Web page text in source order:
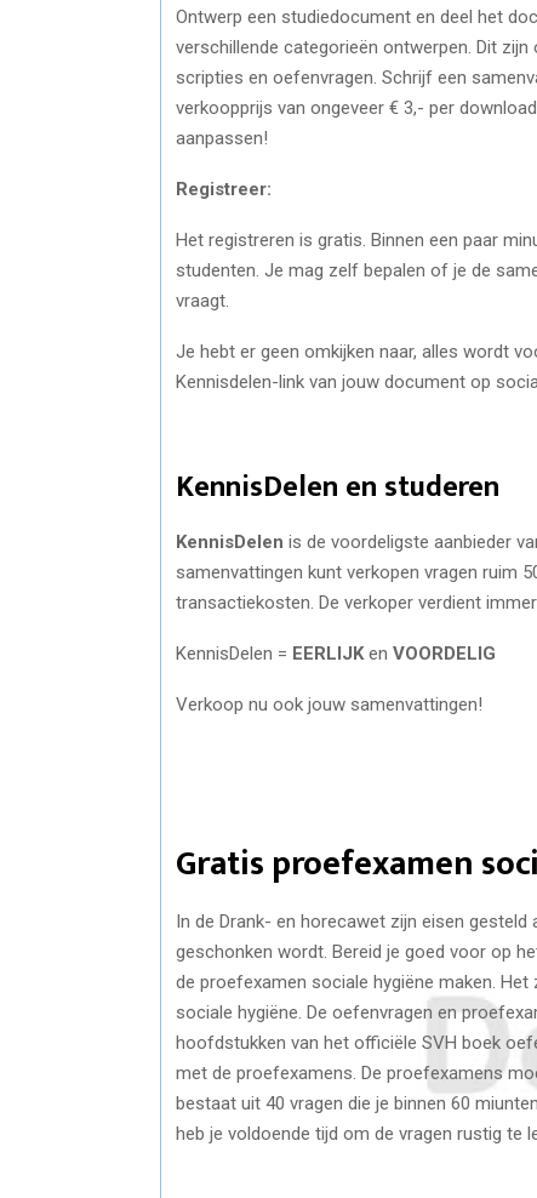
Ontwerp een studiedocument en deel het
verschillende categorieën ontwerpen. Dit
scripties en oefenvragen. Schrijf een
verkoopprijs van ongeveer € 3,- per
aanpassen!
Registreer:
Het registreren is gratis. Binnen een paar
studenten. Je mag zelf bepalen of je de
vraagt.
Je hebt er geen omkijken naar, alles wordt
Kennisdelen-link van jouw document op
KennisDelen en studeren
KennisDelen is de voordeligste aanbieder
samenvattingen kunt verkopen vragen ruim
transactiekosten. De verkoper verdient
KennisDelen = EERLIJK en VOORDELIG
Verkoop nu ook jouw samenvattingen!
Gratis proefexamen
In de Drank- en horecawet zijn eisen
geschonken wordt. Bereid je goed voor op
de proefexamen sociale hygiëne maken.
sociale hygiëne. De oefenvragen en
hoofdstukken van het officiële SVH boek
met de proefexamens. De proefexamens
bestaat uit 40 vragen die je binnen 60
heb je voldoende tijd om de vragen rustig te